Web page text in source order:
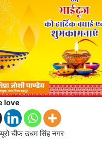
love
चीफ उधम सिंह नगर